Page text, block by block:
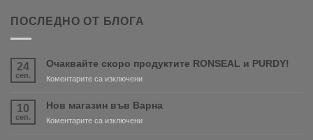
ПОСЛЕДНО ОТ БЛОГА
24
сеп.
Очаквайте скоро продуктите RONSEAL и PURDY!
Коментарите са изключениза
продуктите
RONSEAL
10
сеп.
Нов магазин във Варна
Коментарите са изключениза